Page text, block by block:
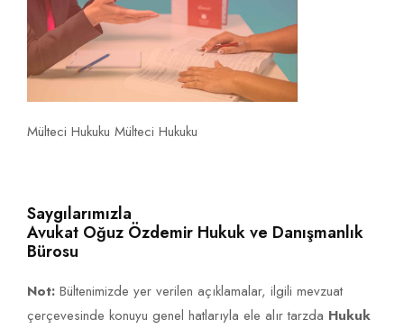
Mülteci Hukuku Mülteci Hukuku
Saygılarımızla
Avukat Oğuz Özdemir Hukuk ve Danışmanlık
Bürosu
Not: Bültenimizde yer verilen açıklamalar, ilgili mevzuat
çerçevesinde konuyu genel hatlarıyla ele alır tarzda Hukuk